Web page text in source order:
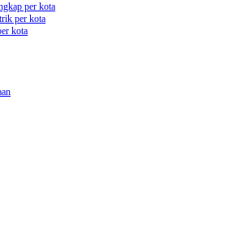
per kota
per kota
kota